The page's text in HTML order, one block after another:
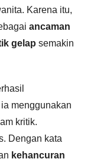
Karena itu,
ancaman
gelap semakin
menggunakan
kritik.
Dengan kata
kehancuran